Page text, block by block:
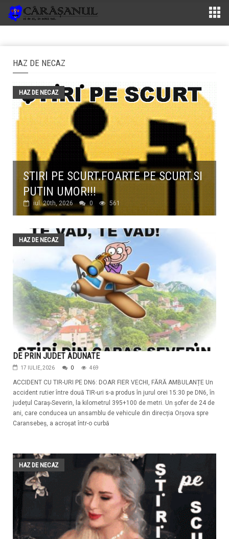
HAZ DE NECAZ
STIRI PE SCURT.FOARTE PE SCURT.SI
PUTIN UMOR!!!
HAZ DE NECAZ
iul. 20th, 2026 0 561
HAZ DE NECAZ
DE PRIN JUDET ADUNATE
17 IULIE, 2026 0 469
ACCIDENT CU TIR-URI PE DN6: DOAR FIER VECHI, FĂRĂ AMBULANȚE Un
accident rutier între două TIR-uri s-a produs în jurul orei 15:30 pe DN6, în
județul Caraș-Severin, la kilometrul 395+100 de metri. Un șofer de 24 de
ani, care conducea un ansamblu de vehicule din direcția Orșova spre
Caransebeș, a acroșat într-o curbă
HAZ DE NECAZ